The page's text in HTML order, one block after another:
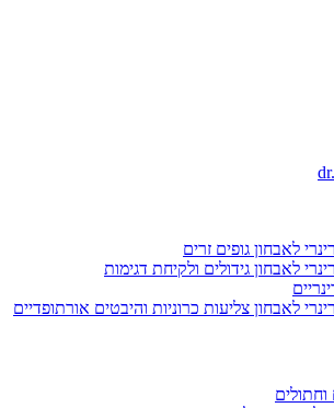
לאבחון גופים זרים
לאבחון גידולים ולקיחת דגימות
לאבחון צליעות כרוניות והיבטים אורתופדיים
וחתולים